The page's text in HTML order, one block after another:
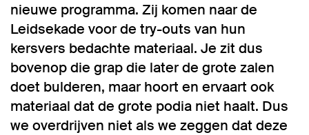
nieuwe programma. Zij komen naar de
Leidsekade voor de try-outs van hun
kersvers bedachte materiaal. Je zit dus
bovenop die grap die later de grote zalen
doet bulderen, maar hoort en ervaart ook
materiaal dat de grote podia niet haalt. Dus
we overdrijven niet als we zeggen dat deze